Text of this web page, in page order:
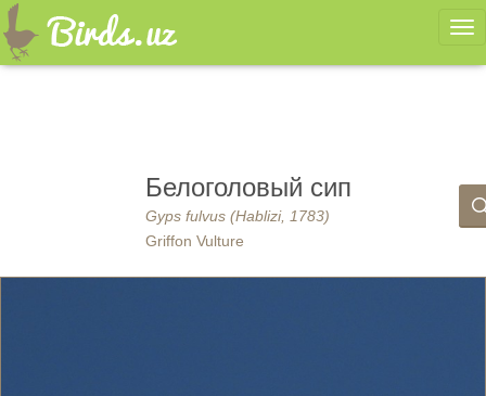
Белоголовый сип
Gyps fulvus (Hablizi, 1783)
Griffon Vulture